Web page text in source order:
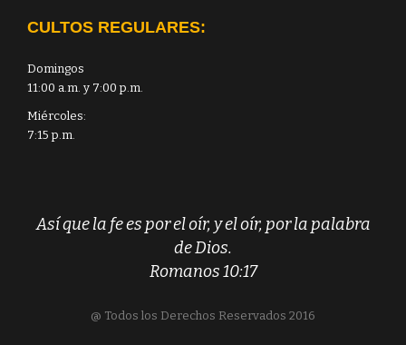
CULTOS REGULARES:
Domingos
11:00 a.m. y 7:00 p.m.
Miércoles:
7:15 p.m.
Así que la fe es por el oír, y el oír, por la palabra
de Dios.
Romanos 10:17
@ Todos los Derechos Reservados 2016